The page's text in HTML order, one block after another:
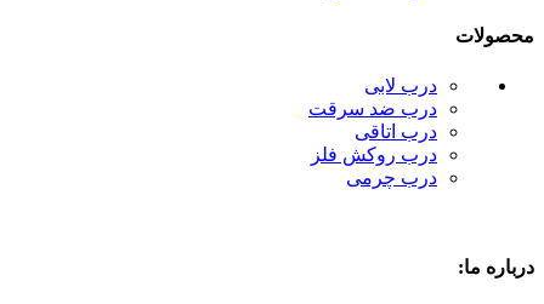
محصولات
درب لابی
درب ضد سرقت
درب اتاقی
درب روکش فلز
درب چرمی
درباره ما: